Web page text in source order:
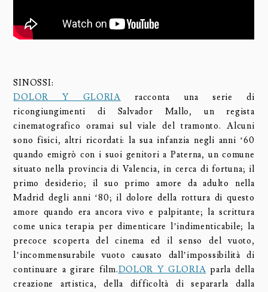
SINOSSI:
DOLOR Y GLORIA racconta una serie di
ricongiungimenti di Salvador Mallo, un regista
cinematografico oramai sul viale del tramonto. Alcuni
sono fisici, altri ricordati: la sua infanzia negli anni ‘60
quando emigrò con i suoi genitori a Paterna, un comune
situato nella provincia di Valencia, in cerca di fortuna; il
primo desiderio; il suo primo amore da adulto nella
Madrid degli anni ‘80; il dolore della rottura di questo
amore quando era ancora vivo e palpitante; la scrittura
come unica terapia per dimenticare l’indimenticabile; la
precoce scoperta del cinema ed il senso del vuoto,
l’incommensurabile vuoto causato dall’impossibilità di
continuare a girare film.DOLOR Y GLORIA parla della
creazione artistica, della difficoltà di separarla dalla